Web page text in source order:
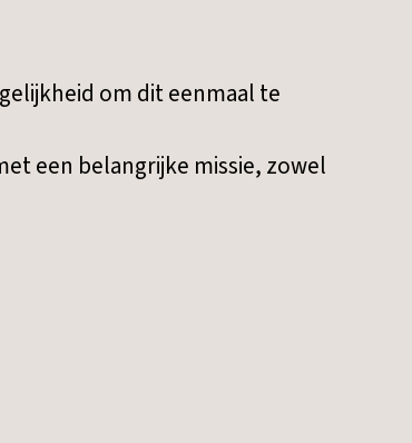
om dit eenmaal te
een belangrijke missie, zowel